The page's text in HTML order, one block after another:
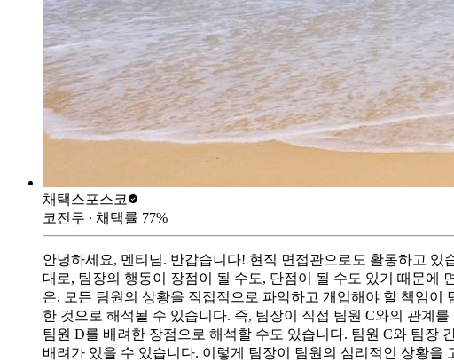
채택스포스코
코전무 ∙ 채택률 77%
안녕하세요, 멘티님. 반갑습니다! 현직 면접관으로도 활동하고
대로, 팀장의 행동이 장점이 될 수도, 단점이 될 수도 있기 때문에
은, 모든 팀원의 상황을 직접적으로 파악하고 개입해야 할 책임
한 것으로 해석될 수 있습니다. 즉, 팀장이 직접 팀원 C와의 관계
팀원 D를 배려한 장점으로 해석할 수도 있습니다. 팀원 C와 팀장
배려가 있을 수 있습니다. 이렇게 팀장이 팀원의 심리적인 상황